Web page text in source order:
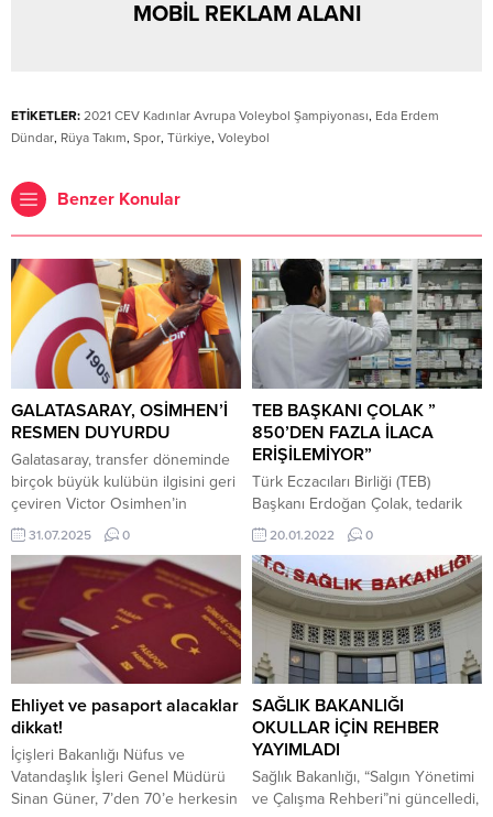
MOBİL REKLAM ALANI
ETİKETLER: 2021 CEV Kadınlar Avrupa Voleybol Şampiyonası, Eda Erdem
Dündar, Rüya Takım, Spor, Türkiye, Voleybol
Benzer Konular
GALATASARAY, OSİMHEN’İ
RESMEN DUYURDU
Galatasaray, transfer döneminde
birçok büyük kulübün ilgisini geri
çeviren Victor Osimhen’in
transferini açıkladı. Sarı-kırmızılı
ekipten yapılan açıklamada şu
sözlere yer verildi: “Profesyonel
futbolcu Victor James Osimhen’in
transferi konusunda, kulübü
SSCN Napoli SPA ile anlaşmaya
varılmıştır. Bu kapsamda,
futbolcunun eski kulübüne net
75.000.000 EUR transfer bedeli
ödenecektir. Ayrıca, yapılan
anlaşma kapsamında...
31.07.2025 0
TEB BAŞKANI ÇOLAK ”
850’DEN FAZLA İLACA
ERİŞİLEMİYOR”
Türk Eczacıları Birliği (TEB)
Başkanı Erdoğan Çolak, tedarik
edilemeyen ilaç sayısının 850’yi
aştığını, tedarik sorunu nedeniyle
10 reçeteden 8’inin
karşılanmadığını söyledi.
Çolak, “Eczanelere gelen 10
reçetenin 7-8’i ilaç yokluğu
nedeniyle karşılanmıyor. Önceki
yıllarda döviz kurundaki makas az
açıldığı için şubat ayında
bulunmayan ilaç sayısı 100 bazen
de 150 kalem oluyordu. Aralık
ve...
20.01.2022 0
Ehliyet ve pasaport alacaklar
dikkat!
İçişleri Bakanlığı Nüfus ve
Vatandaşlık İşleri Genel Müdürü
Sinan Güner, 7’den 70’e herkesin
SAĞLIK BAKANLIĞI
OKULLAR İÇİN REHBER
YAYIMLADI
Sağlık Bakanlığı, “Salgın Yönetimi
ve Çalışma Rehberi”ni güncelledi,